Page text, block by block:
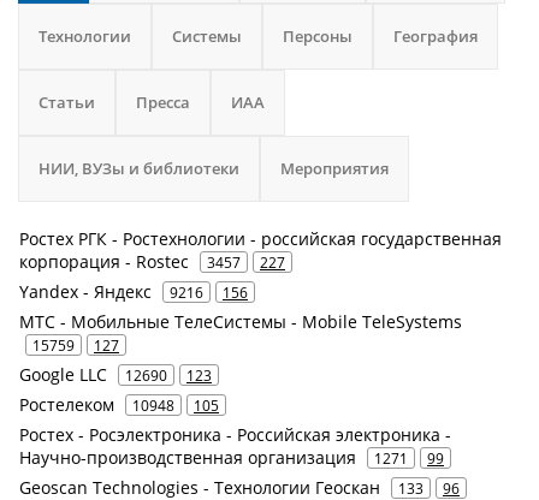
Технологии Системы Персоны География
Статьи Пресса ИАА
НИИ, ВУЗы и библиотеки Мероприятия
Ростех РГК - Ростехнологии - российская государственная
корпорация - Rostec
3457 227
Yandex - Яндекс 9216 156
МТС - Мобильные ТелеСистемы - Mobile TeleSystems
15759 127
Google LLC 12690 123
Ростелеком 10948 105
Ростех - Росэлектроника - Российская электроника -
Научно-производственная организация
1271 99
Geoscan Technologies - Технологии Геоскан 133 96